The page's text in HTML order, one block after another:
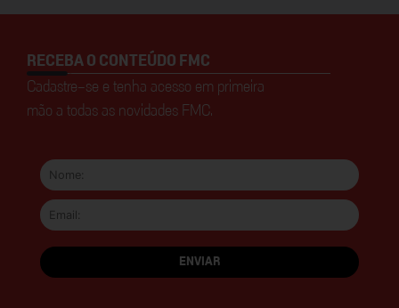
RECEBA O CONTEÚDO FMC
Cadastre-se e tenha acesso em primeira
mão a todas as novidades FMC.